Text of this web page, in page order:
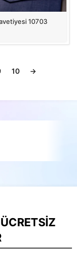
10703
10 →